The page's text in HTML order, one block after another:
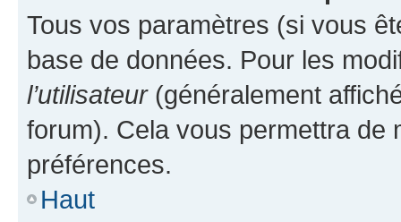
Tous vos paramètres (si vous
base de données. Pour les
l’utilisateur(généralement
forum). Cela vous permettra de
préférences.
Haut